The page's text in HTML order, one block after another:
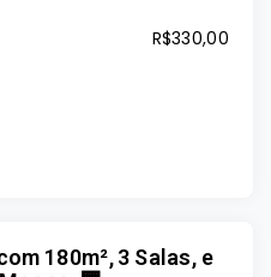
R$330,00
180m², 3 Salas, e